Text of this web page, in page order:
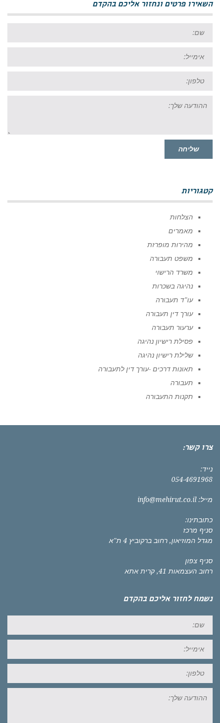
השאירו פרטים ונחזור אליכם בהקדם
שלך:
שליחה
קטגוריות
הצלחות
מאמרים
מהירות מופרזת
משפט תעבורה
משרד הרישוי
נהיגה בשכרות
עו"ד תעבורה
עורך דין תעבורה
ערעור תעבורה
פסילת רישיון נהיגה
שלילת רישיון נהיגה
תאונות דרכים -עורך דין לתעבורה
תעבורה
תקנות התעבורה
צרו קשר:
נייד:
054-4691968
מייל: info@mehirut.co.il
כתובתינו:
סניף מרכז
מגדל המוזיאון, רחוב ברקוביץ 4 ת"א
סניף צפון
רחוב העצמאות 41, קרית אתא
נשמח לחזור אליכם בהקדם
שלך: